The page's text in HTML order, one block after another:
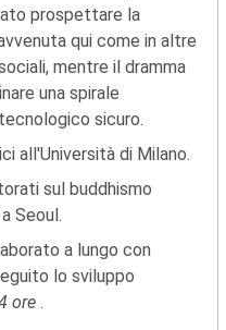
prospettare la
qui come in altre
mentre il dramma
una spirale
sicuro.
all'Università di Milano.
sul buddhismo
Seoul.
a lungo con
lo sviluppo
ore .